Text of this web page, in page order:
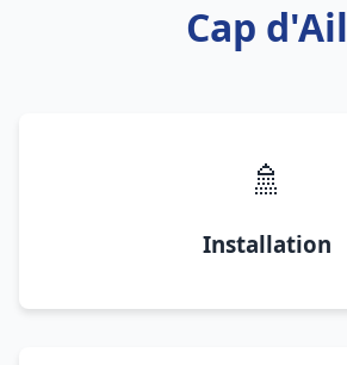
Cap d'Ail
🚿
Installation